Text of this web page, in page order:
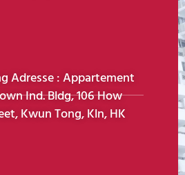
Adresse : Appartement
Ind. Bldg, 106 How
Kwun Tong, Kln, HK